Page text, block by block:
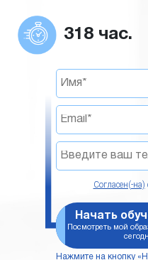
318 час.
Согласен(-на)
Начать
Посмотреть мой
Нажмите на кнопку